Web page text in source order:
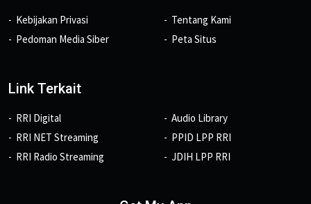
Kebijakan Privasi
Pedoman Media Siber
Tentang Kami
Peta Situs
Link Terkait
RRI Digital
RRI NET Streaming
RRI Radio Streaming
Audio Library
PPID LPP RRI
JDIH LPP RRI